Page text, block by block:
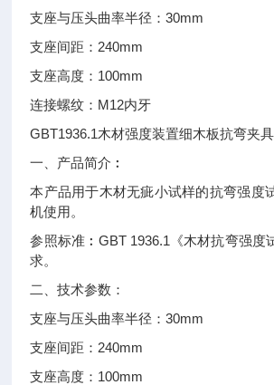
支座与压头曲率半径：30mm
支座间距： 240mm
支座高度： 100mm
连接螺纹： M12内牙
GBT1936.1木材强度装置细木板抗弯夹具
一、 产品简介︰
本产品用于木材无疵小试样的抗弯强度
机使用。
参照标准︰ GBT 1936.1 《木材抗弯强度
求。
二、技术参数：
支座与压头曲率半径：30mm
支座间距： 240mm
支座高度： 100mm